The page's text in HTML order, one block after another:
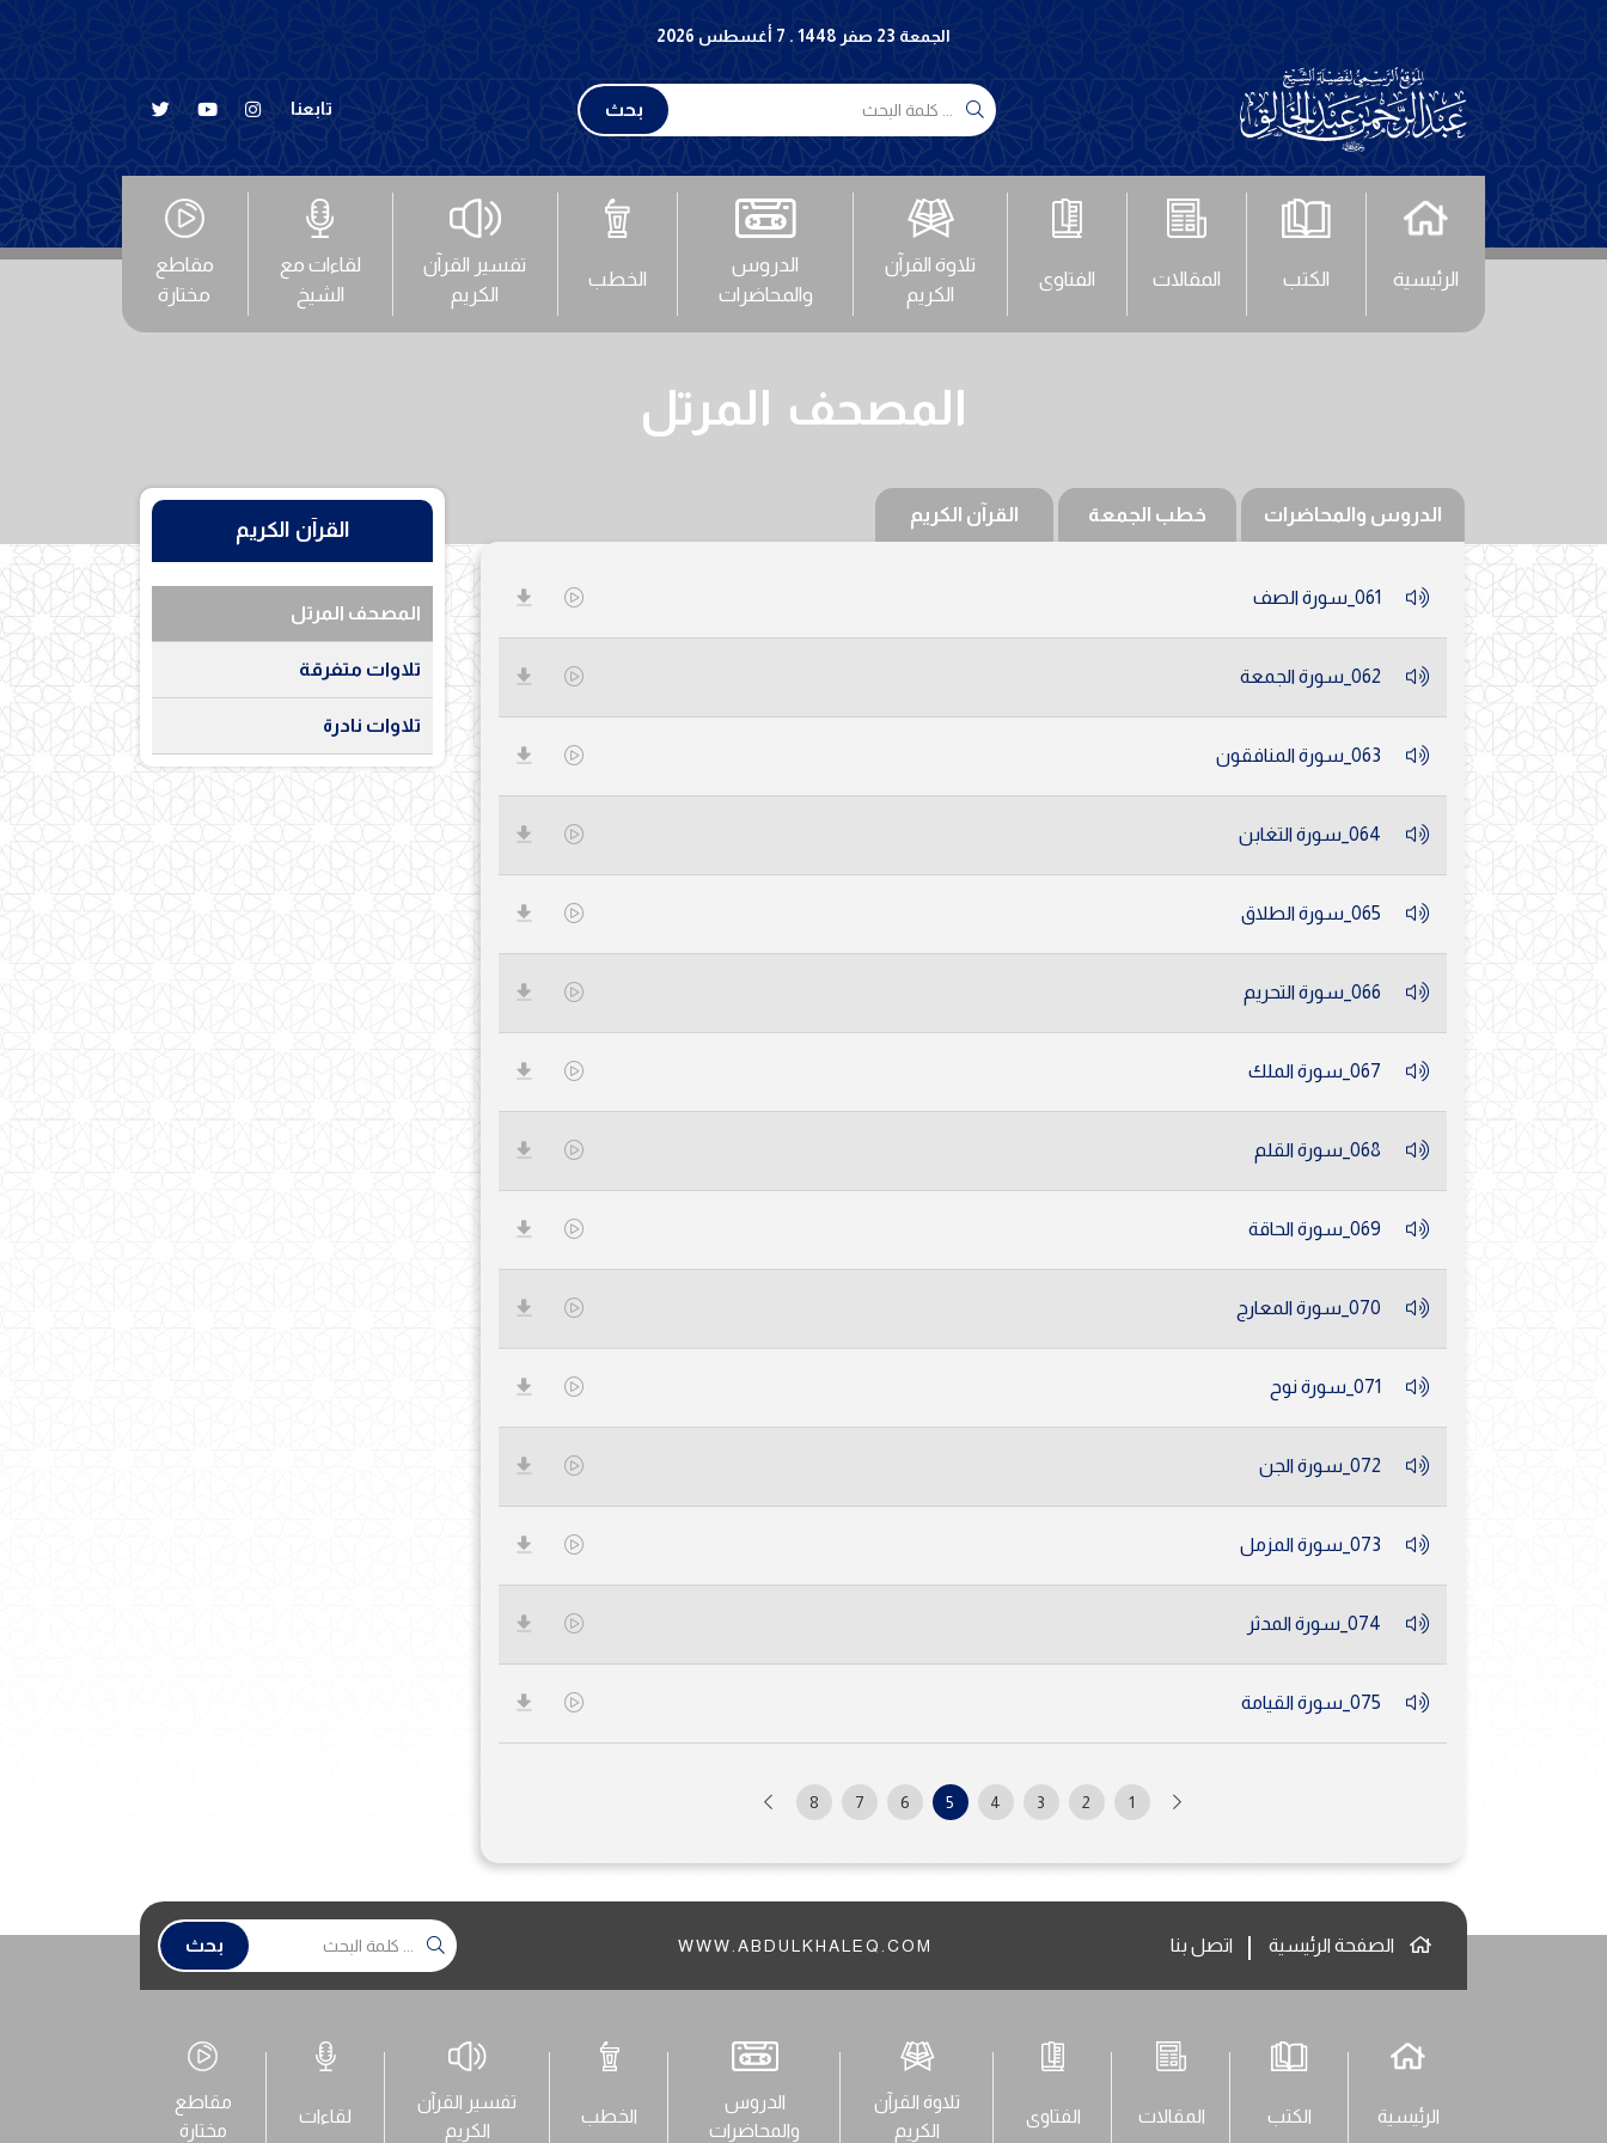
الجمعة 23 صفر 1448 . 7 أغسطس 2026
بحث تابعنا
الرئيسية الكتب المقالات الفتاوى
تلاوة القرآن
الكريم
الدروس
والمحاضرات
الخطب
تفسير القرآن
الكريم
لقاءات مع
الشيخ
مقاطع
مختارة
المصحف المرتل
الدروس والمحاضرات خطب الجمعة القرآن الكريم
061_سورة الصف
062_سورة الجمعة
063_سورة المنافقون
064_سورة التغابن
065_سورة الطلاق
066_سورة التحريم
067_سورة الملك
068_سورة القلم
069_سورة الحاقة
070_سورة المعارج
071_سورة نوح
072_سورة الجن
073_سورة المزمل
074_سورة المدثر
075_سورة القيامة
1
2
3
4
5
6
7
8
القرآن الكريم
المصحف المرتل
تلاوات متفرقة
تلاوات نادرة
الصفحة الرئيسية اتصل بنا WWW.ABDULKHALEQ.COM بحث
الرئيسية الكتب المقالات الفتاوى
تلاوة القرآن
الكريم
الدروس
والمحاضرات
الخطب
تفسير القرآن
الكريم
لقاءات
مقاطع
مختارة